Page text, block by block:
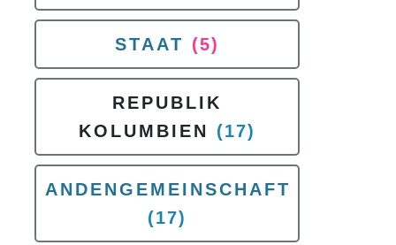
STAAT (5)
REPUBLIK
KOLUMBIEN
(17)
ANDENGEMEINSCHAFT
(17)